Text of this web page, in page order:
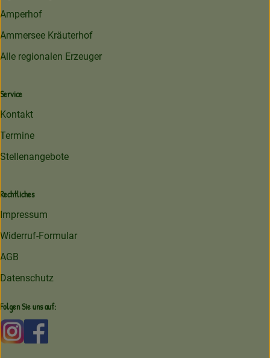
Amperhof
Ammersee Kräuterhof
Alle regionalen Erzeuger
Service
Kontakt
Termine
Stellenangebote
Rechtliches
Impressum
Widerruf-Formular
AGB
Datenschutz
Folgen Sie uns auf:
Externer Link zu https://www.instagram.com/